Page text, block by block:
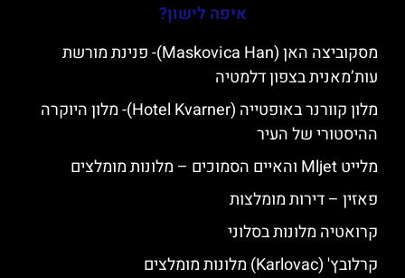
איפה לישון?
מסקוביצה האן (Maskovica Han)- פנינת מורשת
עות’מאנית בצפון דלמטיה
מלון קוורנר באופטייה (Hotel Kvarner)- מלון היוקרה
ההיסטורי של העיר
מלייט Mljet והאיים הסמוכים – מלונות מומלצים
פאזין – דירות מומלצות
קרואטיה מלונות בסלוני
קרלובץ' (Karlovac) מלונות מומלצים